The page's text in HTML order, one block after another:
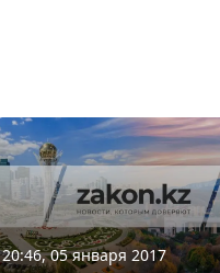
20:46, 05 января 2017